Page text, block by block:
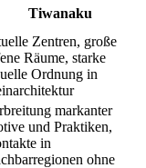
Tiwanaku
Zentren, große
Räume, starke
Ordnung in
markanter
und Praktiken,
in
ohne